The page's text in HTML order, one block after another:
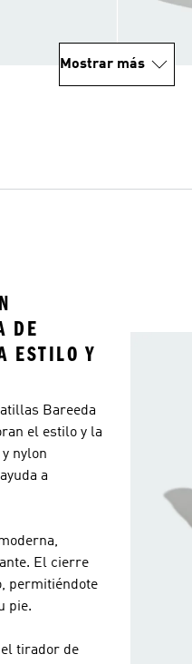
Mostrar más
DE
ESTILO Y
Bareeda
el estilo y la
nylon
a
El cierre
permitiéndote
pie.
tirador de